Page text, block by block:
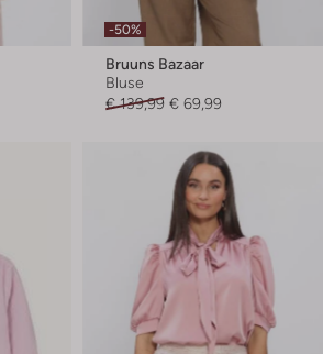
-50%
Bruuns Bazaar
Bluse
€ 139,99 € 69,99